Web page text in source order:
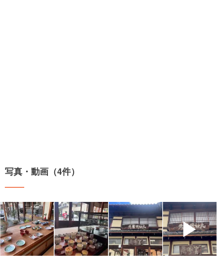
写真・動画（4件）
▶